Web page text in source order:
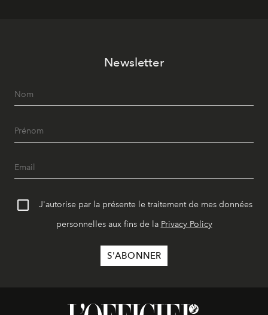
Newsletter
J'autorise par la présente le traitement de mes données
personnelles aux fins de la Privacy Policy